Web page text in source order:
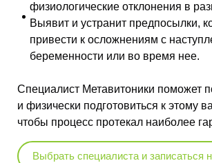
физиологические отклонения в
Выявит и устранит предпосылки,
привести к осложнениям с
беременности или во время нее.
Специалист Метавитоники поможет
и физически подготовиться к этому
чтобы процесс протекал наиболее
Выбрать специалиста и записаться